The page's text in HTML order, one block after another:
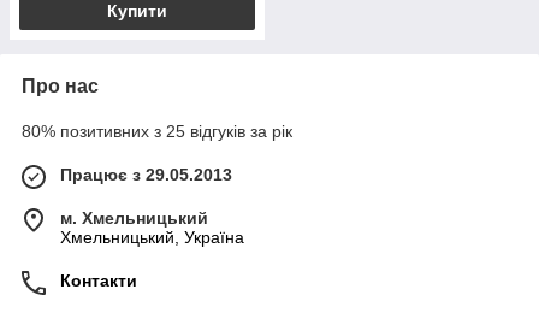
Купити
Про нас
80% позитивних з 25 відгуків за рік
Працює з 29.05.2013
м. Хмельницький
Хмельницький, Україна
Контакти